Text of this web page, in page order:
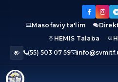
Masofaviy ta'lim
HEMIS Talaba
(55) 503 07 59